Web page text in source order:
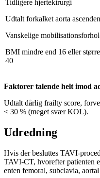
Tidligere hjertekirurgi
Udtalt forkalket aorta
Vanskelige
BMI mindre end 16 eller
40
Faktorer talende helt imod
Udtalt dårlig frailty score,
< 30 % (meget svær KOL).
Udredning
Hvis der besluttes TAVI-
TAVI-CT, hvorefter patienten
enten femoral, subclavia,